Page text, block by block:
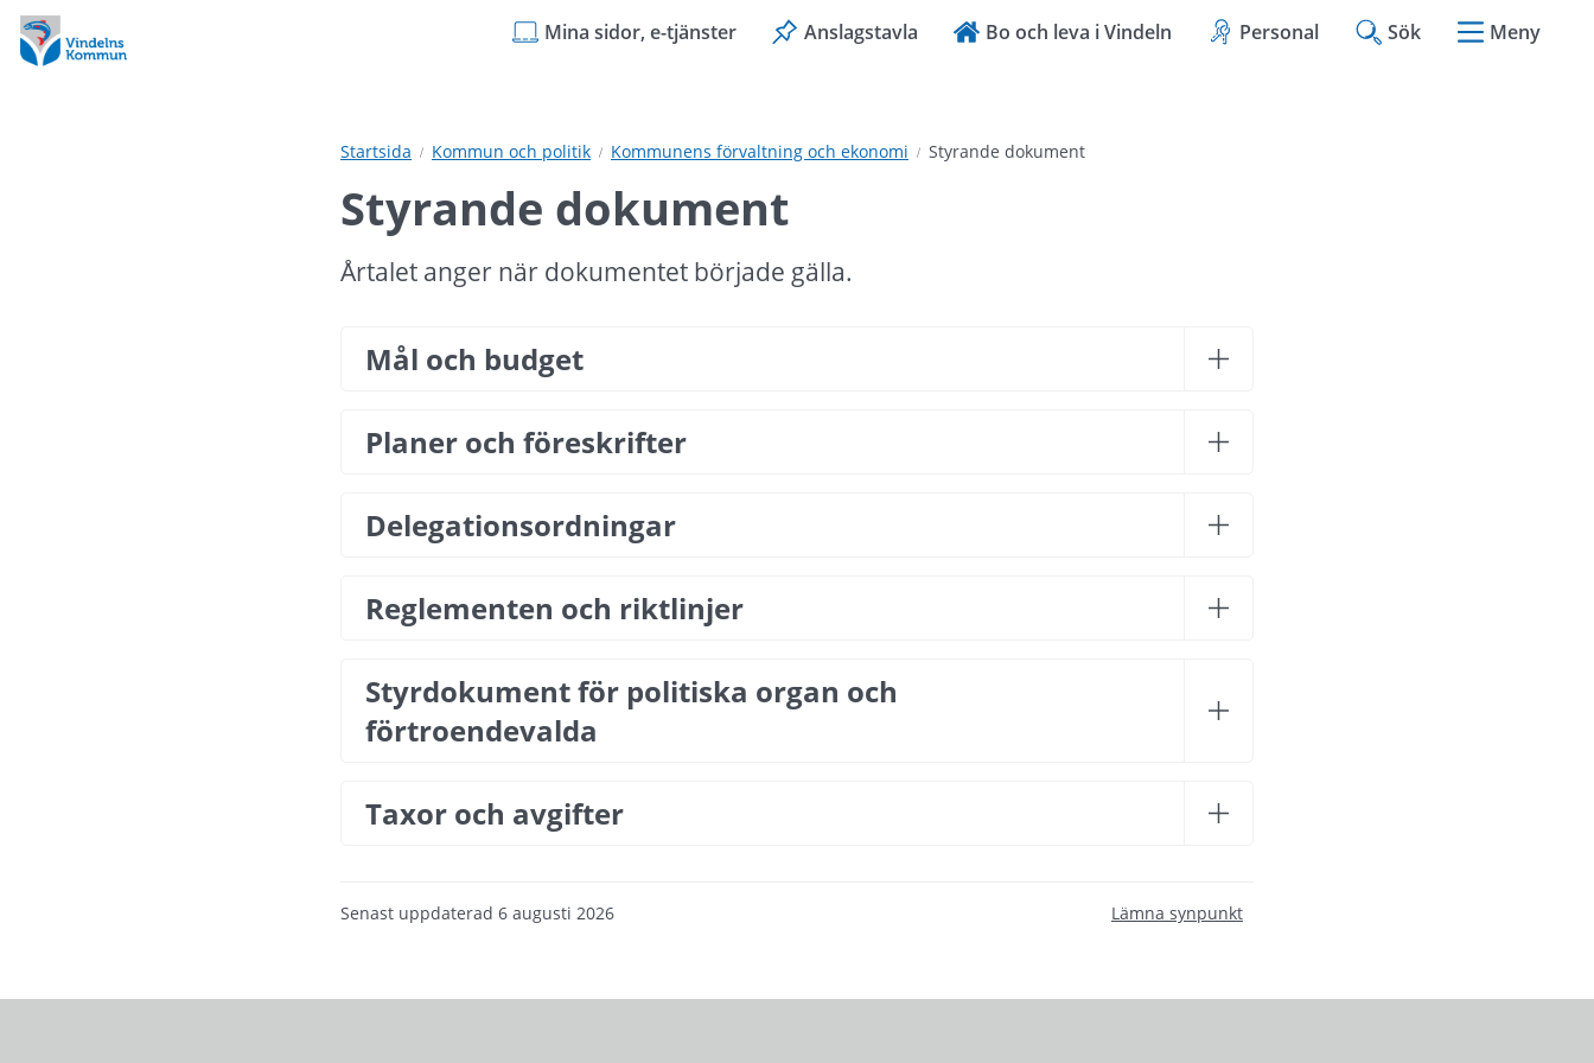
Hoppa
till
innehåll
Hoppa
till
undermeny
Mina sidor, e-tjänster Anslagstavla Bo och leva i Vindeln Personal Sök Meny
Startsida Kommun och politik Kommunens förvaltning och ekonomi Styrande dokument
Styrande dokument
Årtalet anger när dokumentet började gälla.
Mål och budget
Planer och föreskrifter
Delegationsordningar
Reglementen och riktlinjer
Styrdokument för politiska organ och
förtroendevalda
Taxor och avgifter
Senast uppdaterad 6 augusti 2026 Lämna synpunkt